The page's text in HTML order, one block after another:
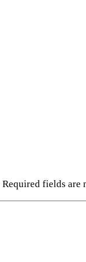
Required fields are